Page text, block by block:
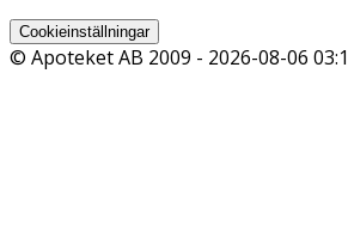
Cookieinställningar
© Apoteket AB 2009 - 2026-08-06